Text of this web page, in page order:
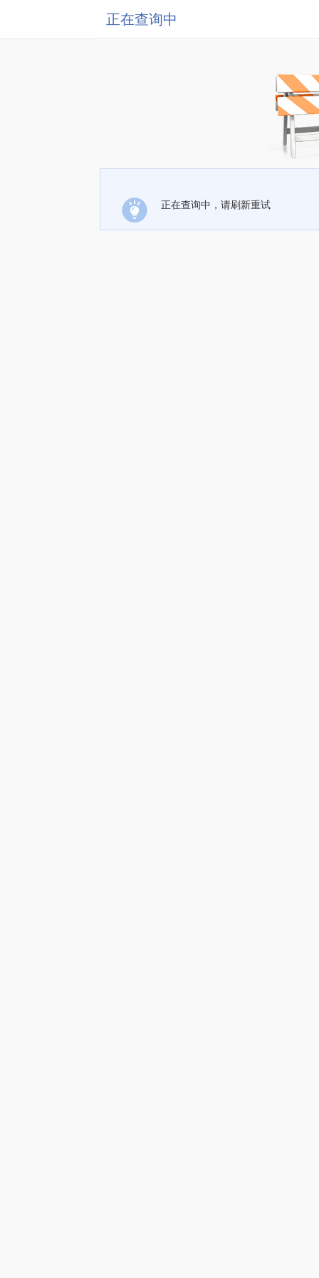
正在查询中
正在查询中，请刷新重试